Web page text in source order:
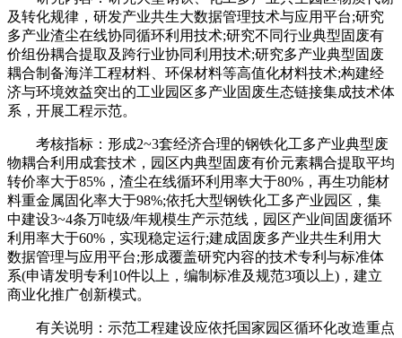
及转化规律，研发产业共生大数据管理技术与应用平台;研究
多产业渣尘在线协同循环利用技术;研究不同行业典型固废有
价组份耦合提取及跨行业协同利用技术;研究多产业典型固废
耦合制备海洋工程材料、环保材料等高值化材料技术;构建经
济与环境效益突出的工业园区多产业固废生态链接集成技术体
系，开展工程示范。
考核指标：形成2~3套经济合理的钢铁化工多产业典型废
物耦合利用成套技术，园区内典型固废有价元素耦合提取平均
转价率大于85%，渣尘在线循环利用率大于80%，再生功能材
料重金属固化率大于98%;依托大型钢铁化工多产业园区，集
中建设3~4条万吨级/年规模生产示范线，园区产业间固废循环
利用率大于60%，实现稳定运行;建成固废多产业共生利用大
数据管理与应用平台;形成覆盖研究内容的技术专利与标准体
系(申请发明专利10件以上，编制标准及规范3项以上)，建立
商业化推广创新模式。
有关说明：示范工程建设应依托国家园区循环化改造重点